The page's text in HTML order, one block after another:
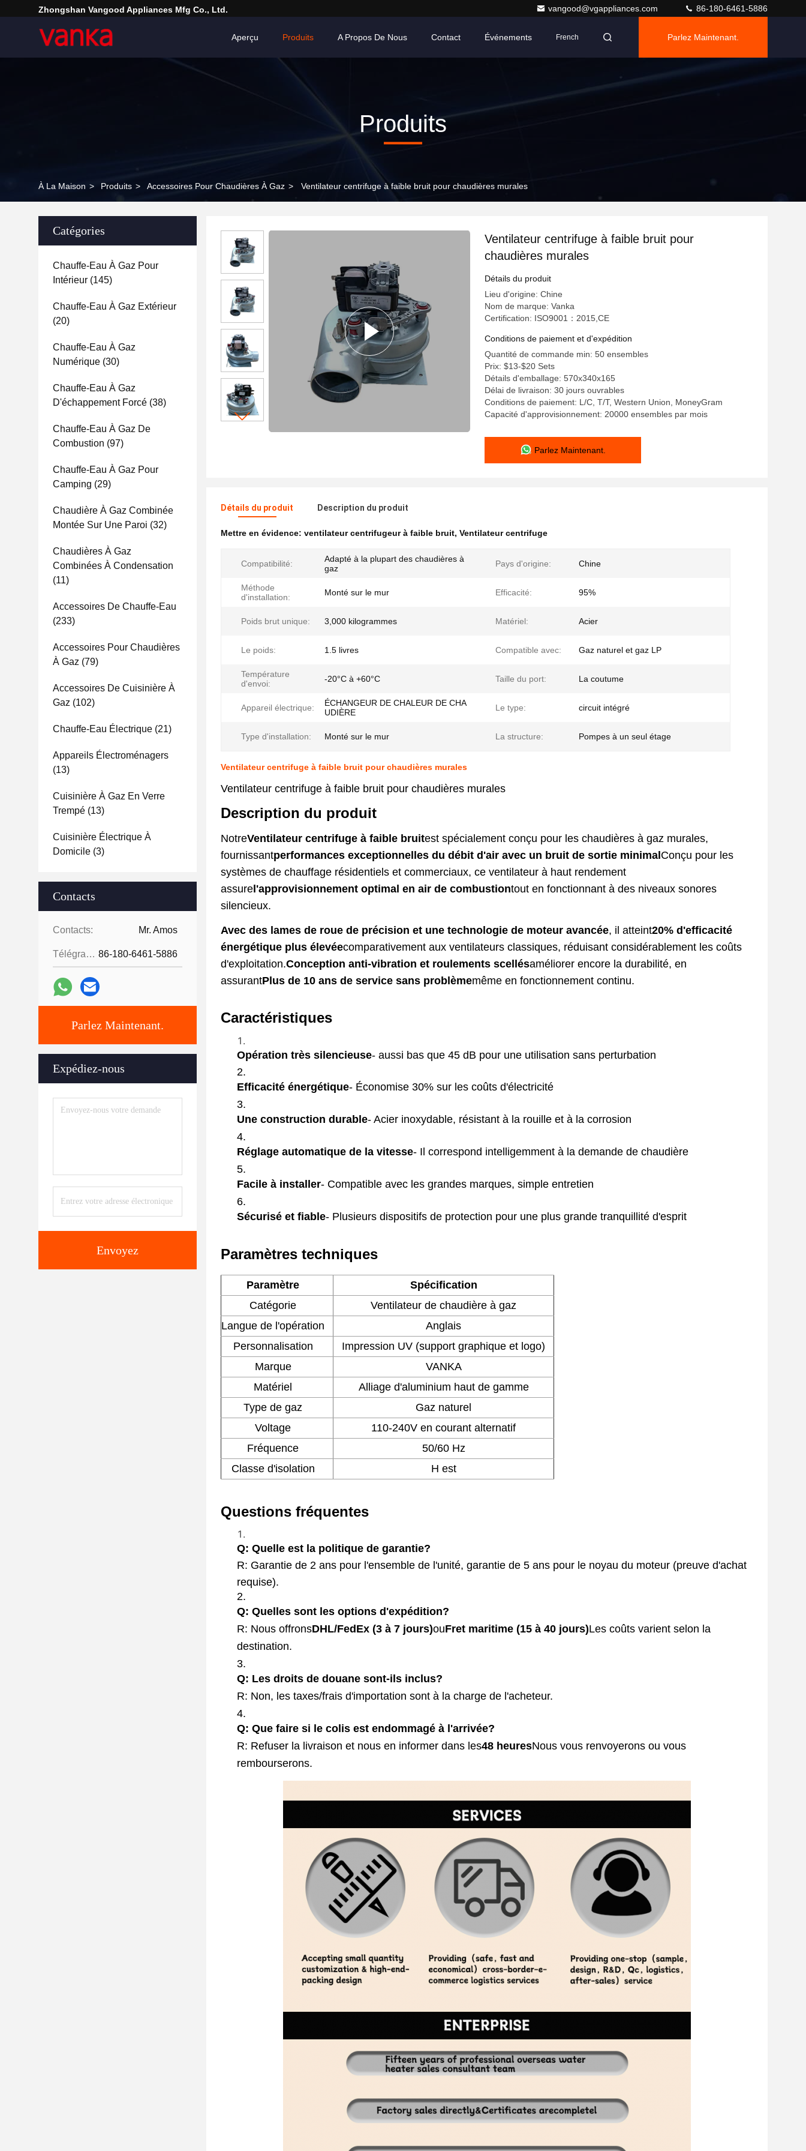
Zhongshan Vangood Appliances Mfg Co., Ltd. vangood@vgappliances.com 86-180-6461-5886
Aperçu Produits A Propos De Nous Contact Événements French Parlez Maintenant.
Produits
À La Maison > Produits > Accessoires Pour Chaudières À Gaz > Ventilateur centrifuge à faible bruit pour chaudières murales
Catégories
Chauffe-Eau À Gaz Pour
Intérieur (145)
Chauffe-Eau À Gaz Extérieur
(20)
Chauffe-Eau À Gaz
Numérique (30)
Chauffe-Eau À Gaz
D'échappement Forcé (38)
Chauffe-Eau À Gaz De
Combustion (97)
Chauffe-Eau À Gaz Pour
Camping (29)
Chaudière À Gaz Combinée
Montée Sur Une Paroi (32)
Chaudières À Gaz
Combinées À Condensation
(11)
Accessoires De Chauffe-Eau
(233)
Accessoires Pour Chaudières
À Gaz (79)
Accessoires De Cuisinière À
Gaz (102)
Chauffe-Eau Électrique (21)
Appareils Électroménagers
(13)
Cuisinière À Gaz En Verre
Trempé (13)
Cuisinière Électrique À
Domicile (3)
Contacts
Contacts: Mr. Amos
Télégramme: 86-180-6461-5886
Parlez Maintenant.
Expédiez-nous
Envoyez
Ventilateur centrifuge à faible bruit pour
chaudières murales
Détails du produit
Lieu d'origine: Chine
Nom de marque: Vanka
Certification: ISO9001：2015,CE
Conditions de paiement et d'expédition
Quantité de commande min: 50 ensembles
Prix: $13-$20 Sets
Détails d'emballage: 570x340x165
Délai de livraison: 30 jours ouvrables
Conditions de paiement: L/C, T/T, Western Union, MoneyGram
Capacité d'approvisionnement: 20000 ensembles par mois
Parlez Maintenant.
Détails du produit Description du produit
Mettre en évidence: ventilateur centrifugeur à faible bruit, Ventilateur centrifuge
Compatibilité:
Adapté à la plupart des chaudières à
gaz
Pays d'origine: Chine
Méthode
d'installation:
Monté sur le mur Efficacité: 95%
Poids brut unique: 3,000 kilogrammes Matériel: Acier
Le poids: 1.5 livres Compatible avec: Gaz naturel et gaz LP
Température
d'envoi:
-20°C à +60°C Taille du port: La coutume
Appareil électrique:
ÉCHANGEUR DE CHALEUR DE CHA
UDIÈRE
Le type: circuit intégré
Type d'installation: Monté sur le mur La structure: Pompes à un seul étage
Ventilateur centrifuge à faible bruit pour chaudières murales
Ventilateur centrifuge à faible bruit pour chaudières murales
Description du produit
NotreVentilateur centrifuge à faible bruitest spécialement conçu pour les chaudières à gaz murales,
fournissantperformances exceptionnelles du débit d'air avec un bruit de sortie minimalConçu pour les
systèmes de chauffage résidentiels et commerciaux, ce ventilateur à haut rendement
assurel'approvisionnement optimal en air de combustiontout en fonctionnant à des niveaux sonores
silencieux.
Avec des lames de roue de précision et une technologie de moteur avancée, il atteint20% d'efficacité
énergétique plus élevéecomparativement aux ventilateurs classiques, réduisant considérablement les coûts
d'exploitation.Conception anti-vibration et roulements scellésaméliorer encore la durabilité, en
assurantPlus de 10 ans de service sans problèmemême en fonctionnement continu.
Caractéristiques
Opération très silencieuse- aussi bas que 45 dB pour une utilisation sans perturbation
Efficacité énergétique- Économise 30% sur les coûts d'électricité
Une construction durable- Acier inoxydable, résistant à la rouille et à la corrosion
Réglage automatique de la vitesse- Il correspond intelligemment à la demande de chaudière
Facile à installer- Compatible avec les grandes marques, simple entretien
Sécurisé et fiable- Plusieurs dispositifs de protection pour une plus grande tranquillité d'esprit
Paramètres techniques
Paramètre
Spécification
Catégorie
Ventilateur de chaudière à gaz
Langue de l'opération
Anglais
Personnalisation
Impression UV (support graphique et logo)
Marque
VANKA
Matériel
Alliage d'aluminium haut de gamme
Type de gaz
Gaz naturel
Voltage
110-240V en courant alternatif
Fréquence
50/60 Hz
Classe d'isolation
H est
Questions fréquentes
Q: Quelle est la politique de garantie?
R: Garantie de 2 ans pour l'ensemble de l'unité, garantie de 5 ans pour le noyau du moteur (preuve d'achat
requise).
Q: Quelles sont les options d'expédition?
R: Nous offronsDHL/FedEx (3 à 7 jours)ouFret maritime (15 à 40 jours)Les coûts varient selon la
destination.
Q: Les droits de douane sont-ils inclus?
R: Non, les taxes/frais d'importation sont à la charge de l'acheteur.
Q: Que faire si le colis est endommagé à l'arrivée?
R: Refuser la livraison et nous en informer dans les48 heuresNous vous renvoyerons ou vous
rembourserons.